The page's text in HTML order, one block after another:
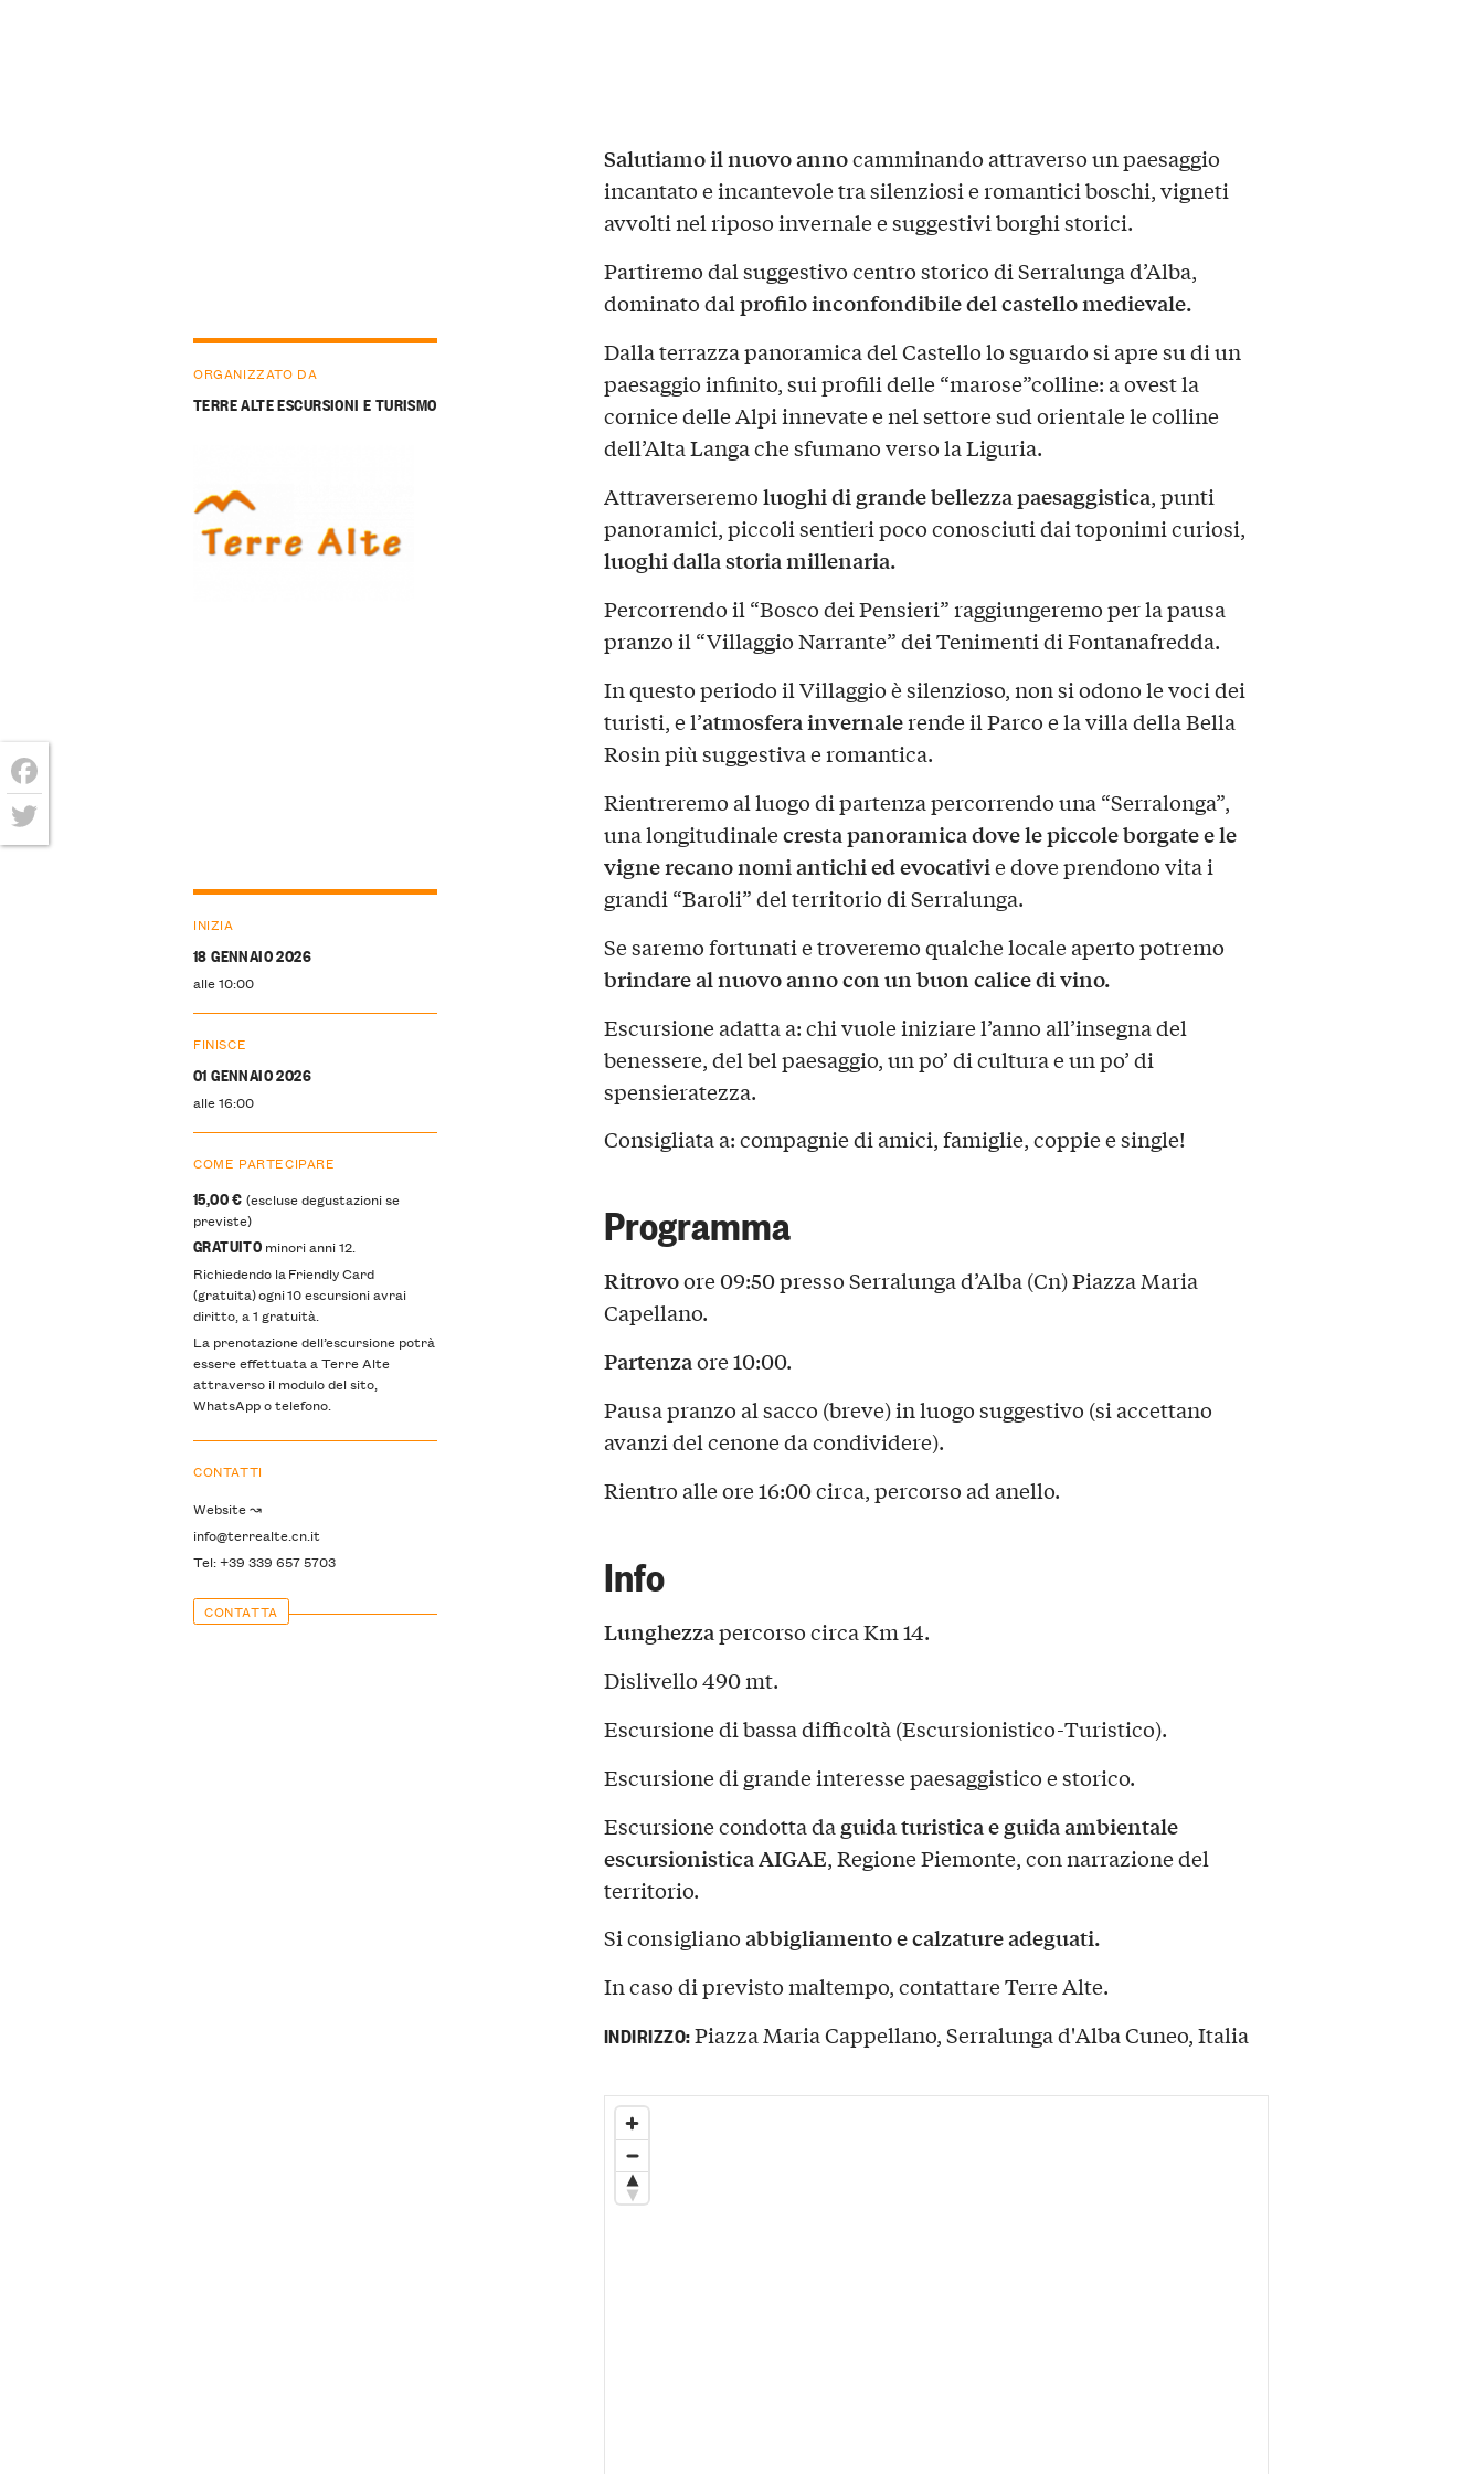
Salutiamo il nuovo annocamminando attraverso un paesaggio
incantato e incantevole tra silenziosi e romantici boschi, vigneti
avvolti nel riposo invernale e suggestivi borghi storici.
Partiremo dal suggestivo centro storico di Serralunga d’Alba,
dominato dalprofilo inconfondibile del castello medievale.
Dalla terrazza panoramica del Castello lo sguardo si apre su di un
paesaggio infinito, sui profili delle “marose”colline: a ovest la
cornice delle Alpi innevate e nel settore sud orientale le colline
dell’Alta Langa che sfumano verso la Liguria.
Attraverseremoluoghi di grande bellezza paesaggistica, punti
panoramici, piccoli sentieri poco conosciuti dai toponimi curiosi,
luoghi dalla storia millenaria.
Percorrendo il “Bosco dei Pensieri” raggiungeremo per la pausa
pranzo il “Villaggio Narrante” dei Tenimenti di Fontanafredda.
In questo periodo il Villaggio è silenzioso, non si odono le voci dei
turisti, e l’atmosfera invernalerende il Parco e la villa della Bella
Rosin più suggestiva e romantica.
Rientreremo al luogo di partenza percorrendo una “Serralonga”,
una longitudinalecresta panoramica dove le piccole borgate e le
vigne recano nomi antichi ed evocativie dove prendono vita i
grandi “Baroli” del territorio di Serralunga.
Se saremo fortunati e troveremo qualche locale aperto potremo
brindare al nuovo anno con un buon calice di vino.
Escursione adatta a: chi vuole iniziare l’anno all’insegna del
benessere, del bel paesaggio, un po’ di cultura e un po’ di
spensieratezza.
Consigliata a: compagnie di amici, famiglie, coppie e single!
Programma
Ritrovoore 09:50 presso Serralunga d’Alba (Cn) Piazza Maria
Capellano.
Partenzaore 10:00.
Pausa pranzo al sacco (breve) in luogo suggestivo (si accettano
avanzi del cenone da condividere).
Rientro alle ore 16:00 circa, percorso ad anello.
Info
Lunghezzapercorso circa Km 14.
Dislivello 490 mt.
Escursione di bassa difficoltà (Escursionistico-Turistico).
Escursione di grande interesse paesaggistico e storico.
Escursione condotta da guida turistica e guida ambientale
escursionistica AIGAE, Regione Piemonte, con narrazione del
territorio.
Si consiglianoabbigliamento e calzature adeguati.
In caso di previsto maltempo, contattare Terre Alte.
ORGANIZZATO DA
TERRE ALTE ESCURSIONI E TURISMO
INIZIA
18 GENNAIO 2026
alle 10:00
FINISCE
01 GENNAIO 2026
alle 16:00
COME PARTECIPARE
15,00 € (escluse degustazioni se
previste)
GRATUITO minori anni 12.
Richiedendo la Friendly Card
(gratuita) ogni 10 escursioni avrai
diritto, a 1 gratuità.
La prenotazione dell’escursione potrà
essere effettuata a Terre Alte
attraverso il modulo del sito,
WhatsApp o telefono.
CONTATTI
Website ↝
info@terrealte.cn.it
Tel: +39 339 657 5703
CONTATTA
INDIRIZZO:Piazza Maria Cappellano, Serralunga d'Alba Cuneo, Italia
Facebook
Twitter